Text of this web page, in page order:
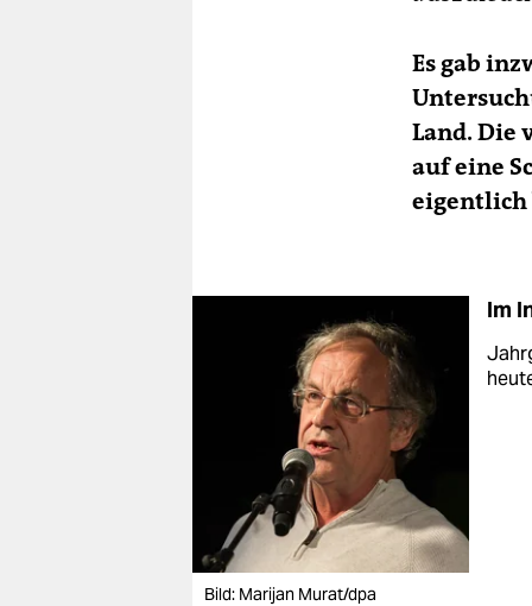
Es gab
Land. Die
auf eine
eigentlich
Bild: Marijan Murat/dpa
Im